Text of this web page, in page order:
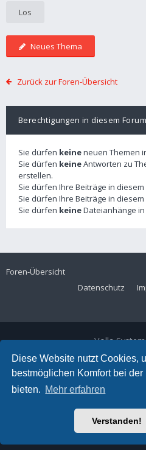
Diese Website nutzt Cookies,
bestmöglichen Komfort bei der
bieten. Mehr erfahren
Verstanden!
Neues Thema
Zurück zur Foren-Übersicht
Berechtigungen in diesem Forum
Sie dürfen keineneuen Themen
Sie dürfen keineAntworten zu
erstellen.
Sie dürfen Ihre Beiträge in diesem
Sie dürfen Ihre Beiträge in diesem
Sie dürfen keineDateianhänge
Foren-Übersicht
Datenschutz
Volla
Kölner
42897
Telefon:+49
E-Mail:
Ariki Theme by